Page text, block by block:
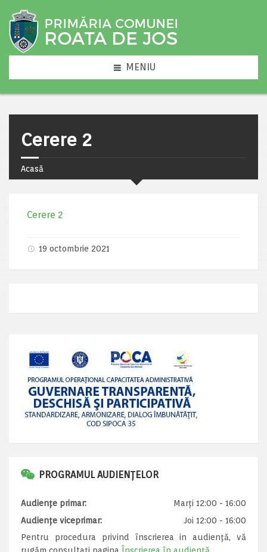
MENIU
Cerere 2
Acasă
Cerere 2
19 octombrie 2021
PROGRAMUL AUDIENȚELOR
Audiențe primar:
Marți 12:00 - 16:00
Audiențe viceprimar:
Joi 12:00 - 16:00
Pentru procedura privind înscrierea in audiență, vă